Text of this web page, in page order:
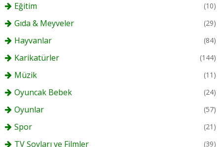
Eğitim (10)
Gıda & Meyveler (29)
Hayvanlar (84)
Karikatürler (144)
Müzik (11)
Oyuncak Bebek (24)
Oyunlar (57)
Spor (21)
TV Şovları ve Filmler (39)